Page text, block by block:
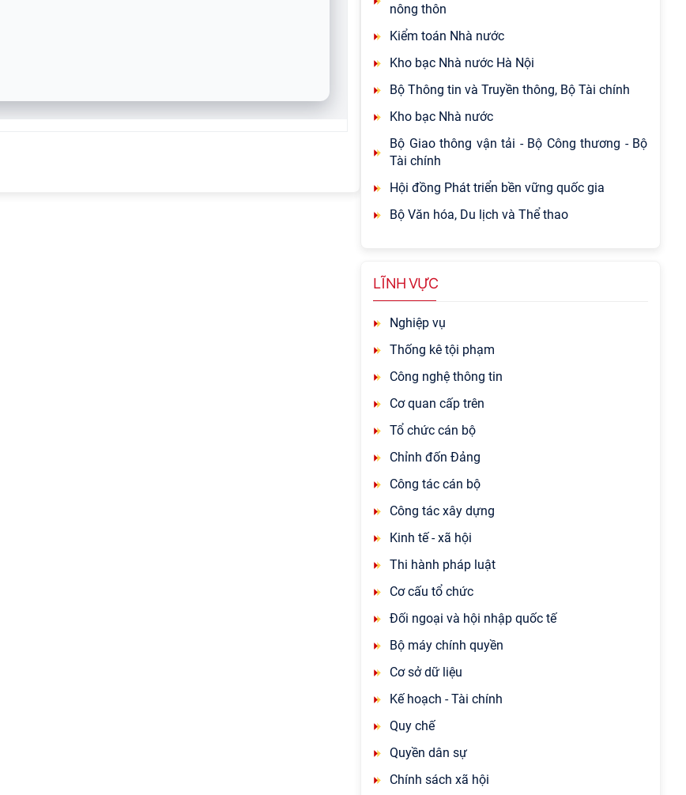
nông thôn
Kiểm toán Nhà nước
Kho bạc Nhà nước Hà Nội
Bộ Thông tin và Truyền thông, Bộ Tài chính
Kho bạc Nhà nước
Bộ Giao thông vận tải - Bộ Công thương - Bộ
Tài chính
Hội đồng Phát triển bền vững quốc gia
Bộ Văn hóa, Du lịch và Thể thao
LĨNH VỰC
Nghiệp vụ
Thống kê tội phạm
Công nghệ thông tin
Cơ quan cấp trên
Tổ chức cán bộ
Chỉnh đốn Đảng
Công tác cán bộ
Công tác xây dựng
Kinh tế - xã hội
Thi hành pháp luật
Cơ cấu tổ chức
Đối ngoại và hội nhập quốc tế
Bộ máy chính quyền
Cơ sở dữ liệu
Kế hoạch - Tài chính
Quy chế
Quyền dân sự
Chính sách xã hội